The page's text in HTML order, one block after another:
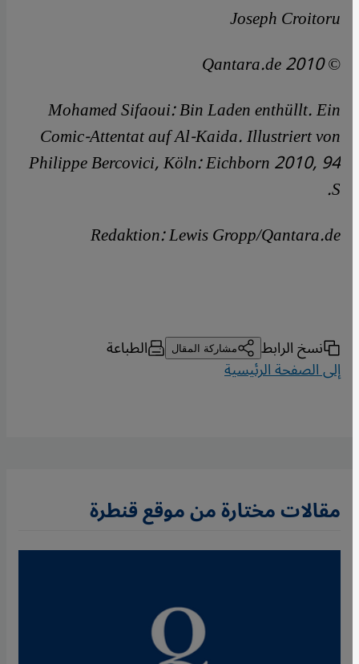
Joseph Croitoru
© Qantara.de 2010
Mohamed Sifaoui: Bin Laden enthüllt. Ein
Comic-Attentat auf Al-Kaida. Illustriert von
Philippe Bercovici, Köln: Eichborn 2010, 94
S.
Redaktion: Lewis Gropp/Qantara.de
نسخ الرابط مشاركة المقال الطباعة
إلى الصفحة الرئيسية
مقالات مختارة من موقع قنطرة